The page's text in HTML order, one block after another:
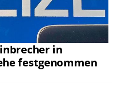
in
festgenommen